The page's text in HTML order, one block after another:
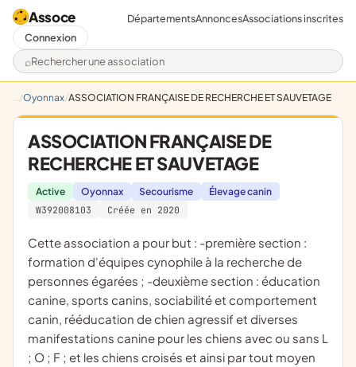
Assoce
Rechercher une association
DépartementsAnnoncesAssociations inscrites
Connexion
Oyonnax ASSOCIATION FRANÇAISE DE RECHERCHE ET SAUVETAGE
ASSOCIATION FRANÇAISE DE
RECHERCHE ET SAUVETAGE
Active Oyonnax Secourisme
Élevage canin
W392008103
Créée en 2020
cette association a pour but : -première section :
formation d'équipes cynophile à la recherche de
personnes égarées ; -deuxième section : éducation
canine, sports canins, sociabilité et comportement
canin, rééducation de chien agressif et diverses
manifestations canine pour les chiens avec ou sans L
; O ; F ; et les chiens croisés et ainsi par tout moyen